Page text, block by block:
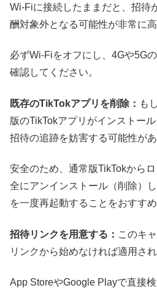
Wi-Fiに接続したままだと、招待
酬対象外となる可能性が非常に高
必ずWi-Fiをオフにし、4Gや5G
確認してください。
既存のTikTokアプリを削除： も
版のTikTokアプリがインストー
招待の追跡を妨害する可能性があ
安全のため、通常版TikTokから
全にアンインストール（削除）
を一度再起動することをおすすめ
招待リンクを用意する： このキ
リンクから始めなければ適用され
App StoreやGoogle Playで直接